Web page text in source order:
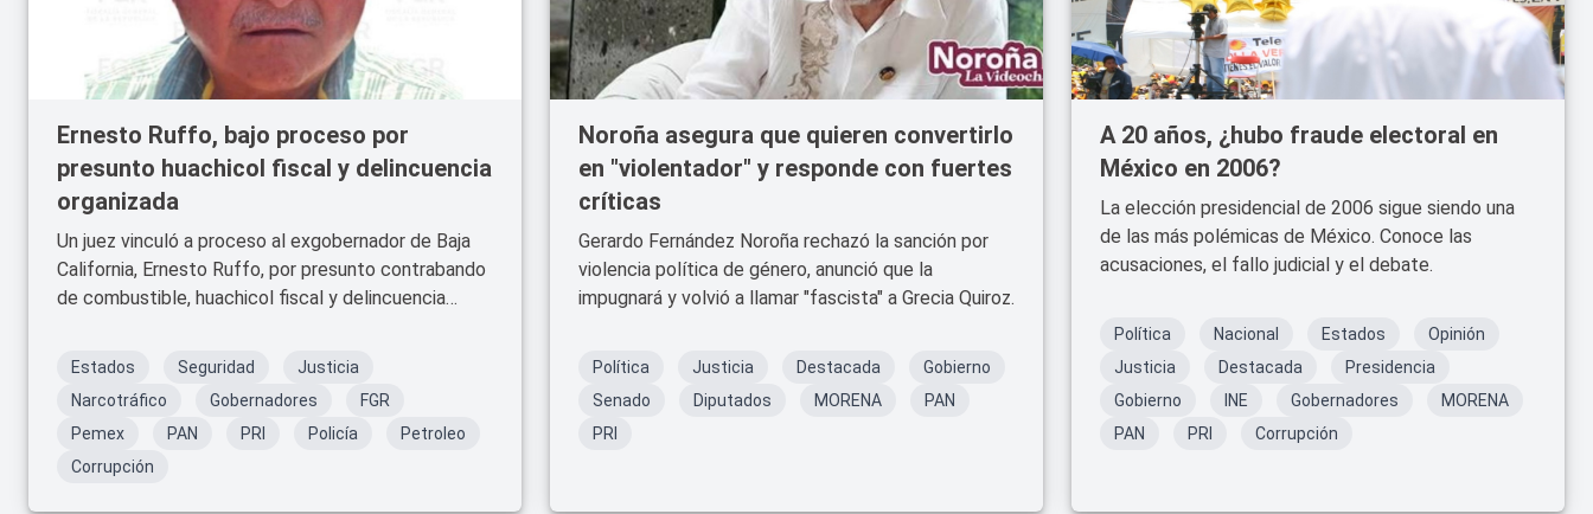
Ernesto Ruffo, bajo proceso por
presunto huachicol fiscal y delincuencia
organizada
Un juez vinculó a proceso al exgobernador de Baja
California, Ernesto Ruffo, por presunto contrabando
de combustible, huachicol fiscal y delincuencia
Estados Seguridad
Justicia
Narcotráfico
Gobernadores
FGR
Pemex
PAN PRI Policía
Petroleo
Corrupción
Noroña asegura que quieren convertirlo
en "violentador" y responde con fuertes
críticas
Gerardo Fernández Noroña rechazó la sanción por
violencia política de género, anunció que la
impugnará y volvió a llamar "fascista" a Grecia Quiroz.
Política Justicia Destacada
Gobierno
Senado
Diputados MORENA
PAN
PRI
A 20 años, ¿hubo fraude electoral en
México en 2006?
La elección presidencial de 2006 sigue siendo una
de las más polémicas de México. Conoce las
acusaciones, el fallo judicial y el debate.
Política Nacional Estados
Opinión
Justicia
Destacada
Presidencia
Gobierno
INE Gobernadores
MORENA
PAN
PRI Corrupción